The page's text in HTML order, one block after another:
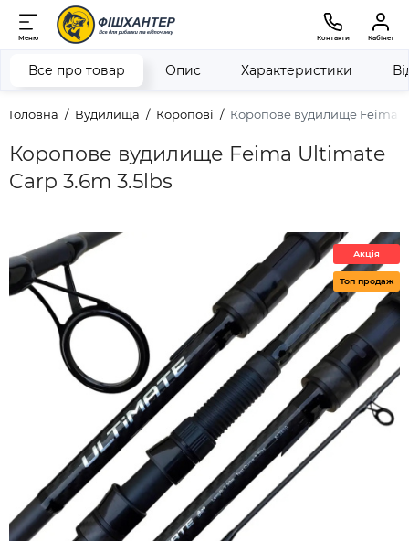
Меню Контакти Кабінет
Головна Вудилища Коропові Коропове вудилище Feima
Коропове вудилище Feima Ultimate
Carp 3.6m 3.5lbs
Все про товар Опис Характеристики
Акція
Топ продаж